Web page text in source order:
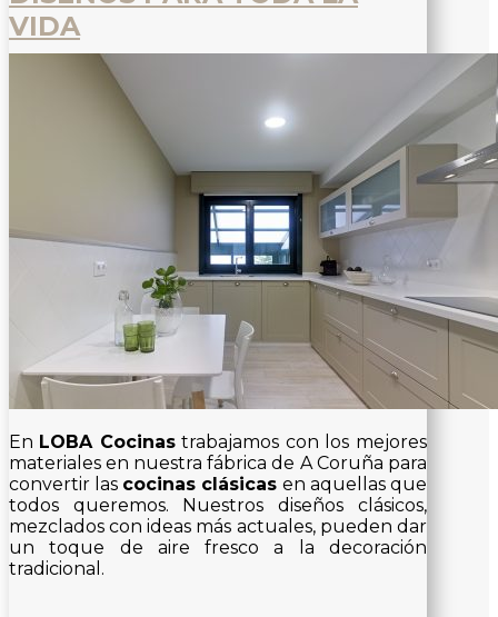
VIDA
En LOBA Cocinastrabajamos con los mejores
materiales en nuestra fábrica de A Coruña para
convertir las cocinas clásicas en aquellas que
todos queremos. Nuestros diseños clásicos,
mezclados con ideas más actuales, pueden dar
un toque de aire fresco a la decoración
tradicional.